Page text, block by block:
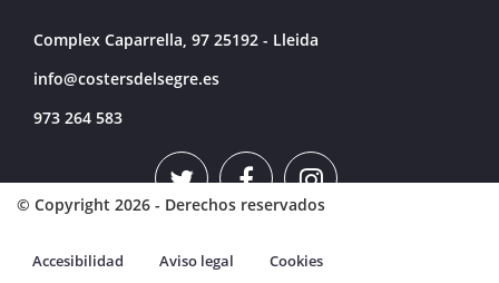
Complex Caparrella, 97 25192 - Lleida
info@costersdelsegre.es
973 264 583
© Copyright 2026 - Derechos reservados
Accesibilidad Aviso legal Cookies